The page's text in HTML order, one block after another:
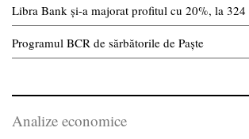
Libra Bank și-a majorat profitul cu 20%, la
Programul BCR de sărbătorile de Paște
Analize economice